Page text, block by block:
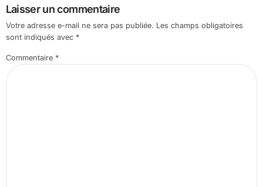
Laisser un commentaire
Votre adresse e-mail ne sera pas publiée. Les champs obligatoires
sont indiqués avec *
Commentaire *